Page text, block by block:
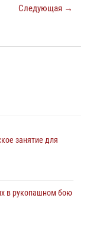
Следующая →
занятие для
в рукопашном бою